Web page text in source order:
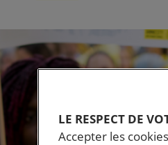
LE RESPECT DE
Accepter les